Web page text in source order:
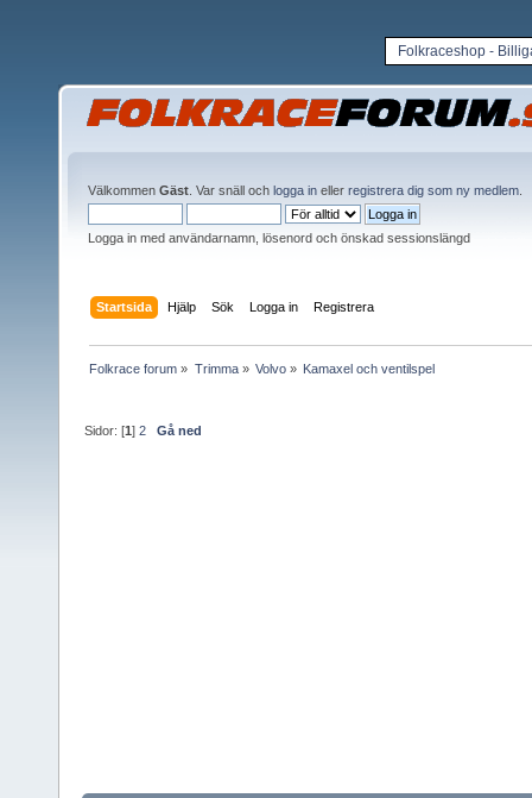
Folkraceshop -
Välkommen Gäst . Var snäll och logga in eller registrera dig som ny medlem
Logga in med användarnamn, lösenord och önskad sessionslängd
Startsida Hjälp Sök Logga in Registrera
Folkrace forum » Trimma» Volvo» Kamaxel och ventilspel
Sidor: [1]2 Gå ned